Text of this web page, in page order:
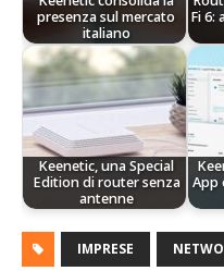
presenza sul mercato
italiano
Fi 6:
Keenetic, una Special
Edition di router senza
antenne
App
IMPRESE